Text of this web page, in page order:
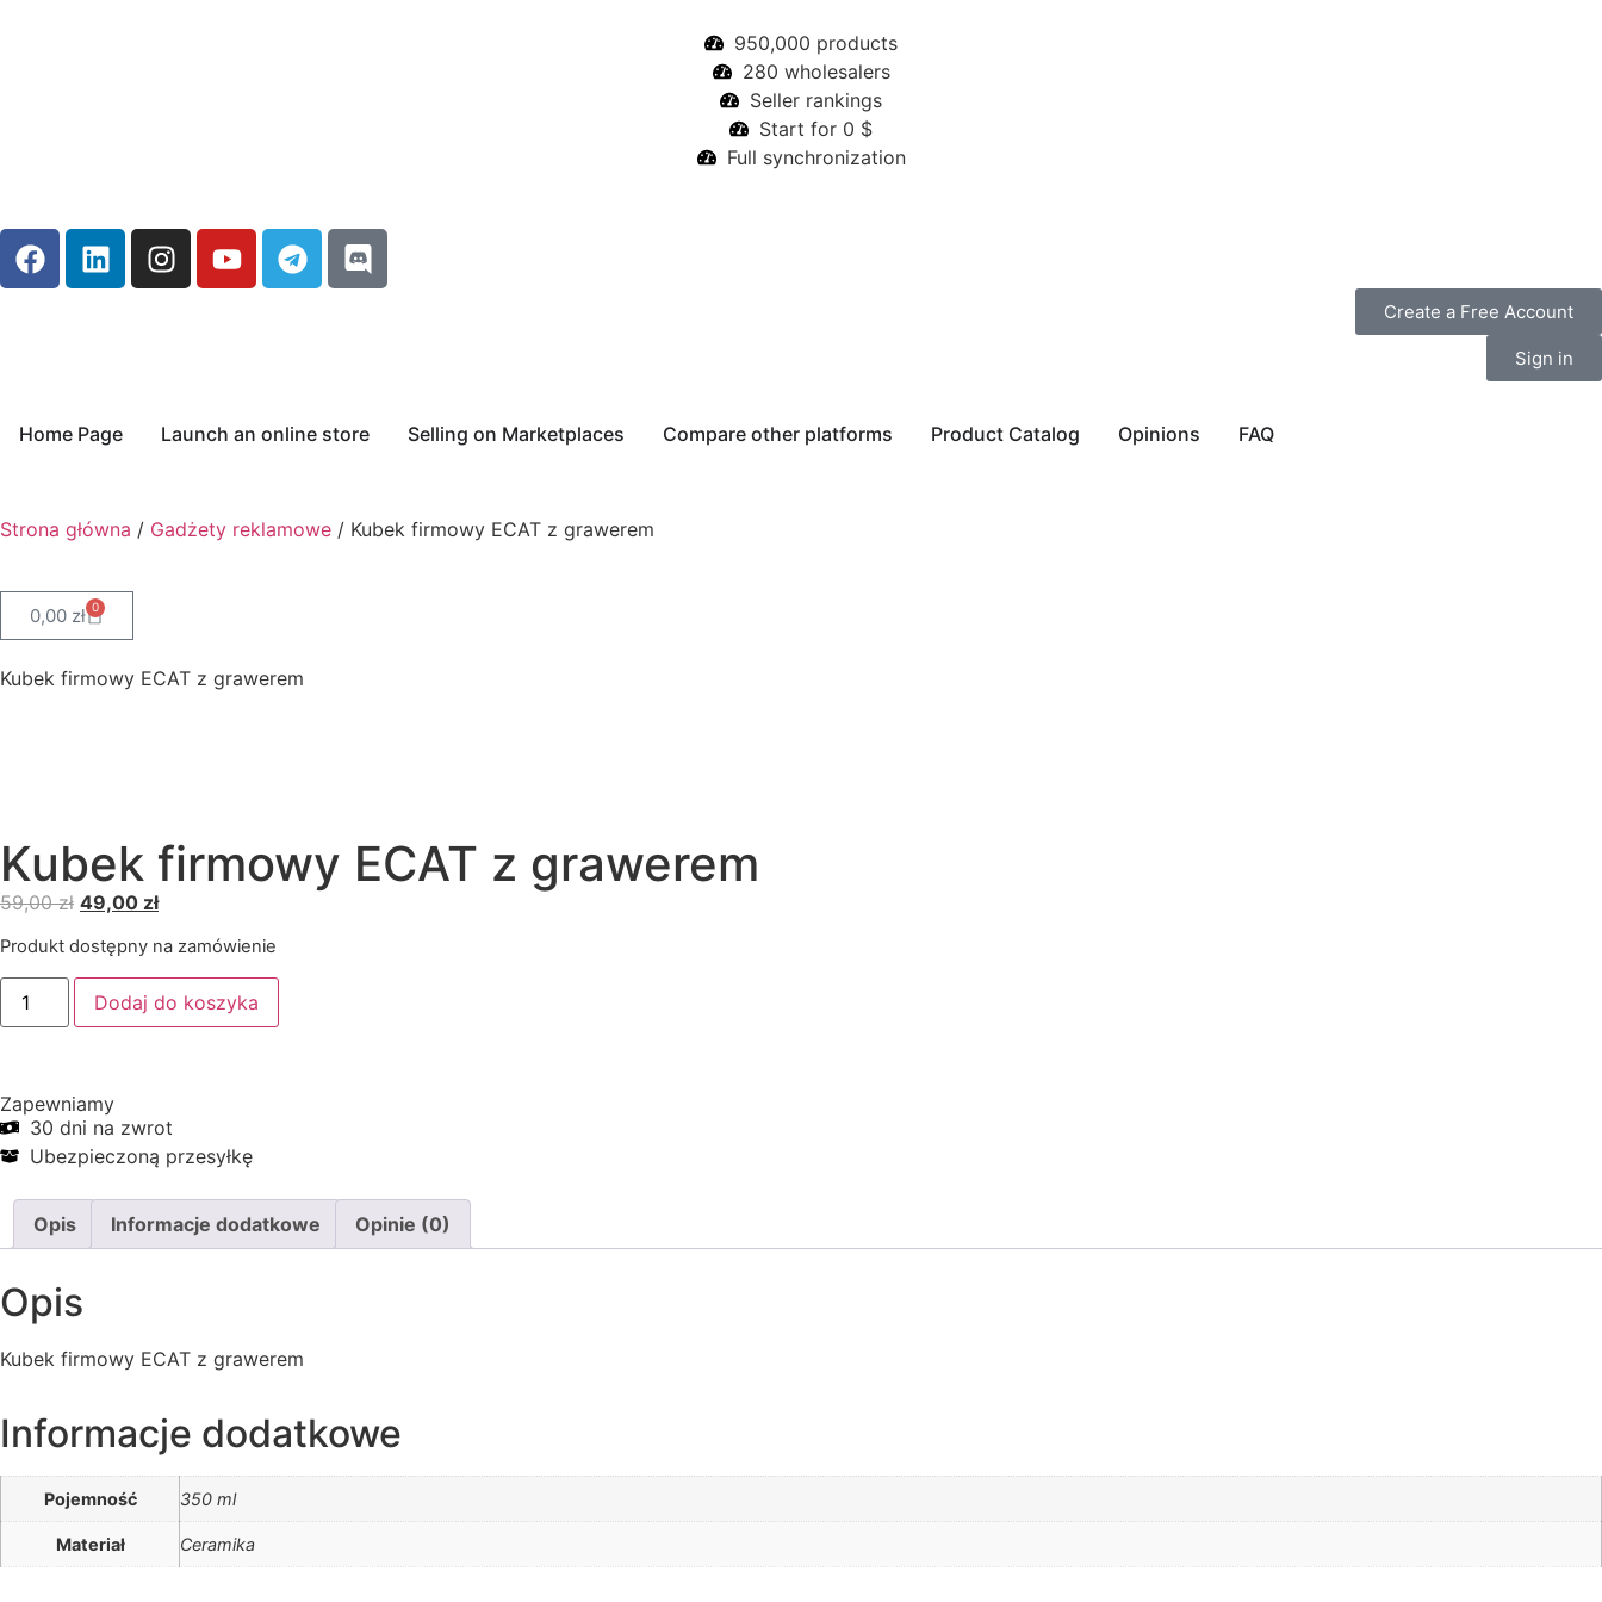
950,000 products
280 wholesalers
Seller rankings
Start for 0 $
Full synchronization
Create a Free Account
Sign in
Home Page Launch an online store Selling on Marketplaces Compare other platforms Product Catalog Opinions FAQ
Strona główna / Gadżety reklamowe / Kubek firmowy ECAT z grawerem
0,00 zł 0
Kubek firmowy ECAT z grawerem
Kubek firmowy ECAT z grawerem
59,00zł 49,00 zł
Produkt dostępny na zamówienie
Dodaj do koszyka
Zapewniamy
30 dni na zwrot
Ubezpieczoną przesyłkę
Opis Informacje dodatkowe Opinie (0)
Opis
Kubek firmowy ECAT z grawerem
Informacje dodatkowe
Pojemność 350 ml
Materiał Ceramika